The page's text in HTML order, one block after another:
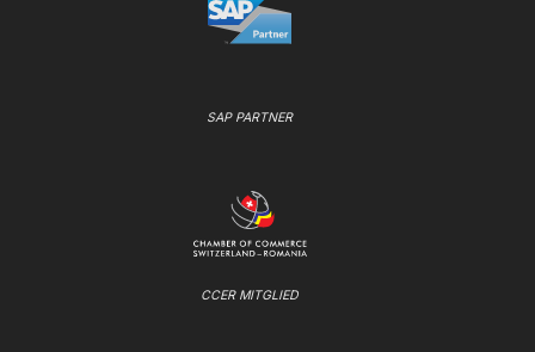
SAP PARTNER
CCER MITGLIED